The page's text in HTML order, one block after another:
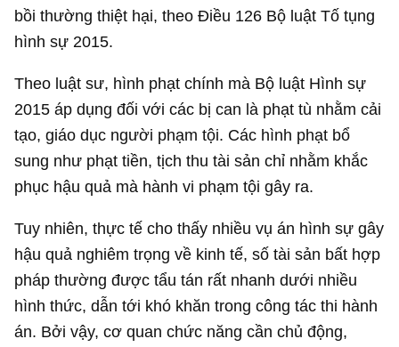
bồi thường thiệt hại, theo Điều 126 Bộ luật Tố tụng
hình sự 2015.
Theo luật sư, hình phạt chính mà Bộ luật Hình sự
2015 áp dụng đối với các bị can là phạt tù nhằm cải
tạo, giáo dục người phạm tội. Các hình phạt bổ
sung như phạt tiền, tịch thu tài sản chỉ nhằm khắc
phục hậu quả mà hành vi phạm tội gây ra.
Tuy nhiên, thực tế cho thấy nhiều vụ án hình sự gây
hậu quả nghiêm trọng về kinh tế, số tài sản bất hợp
pháp thường được tẩu tán rất nhanh dưới nhiều
hình thức, dẫn tới khó khăn trong công tác thi hành
án. Bởi vậy, cơ quan chức năng cần chủ động,